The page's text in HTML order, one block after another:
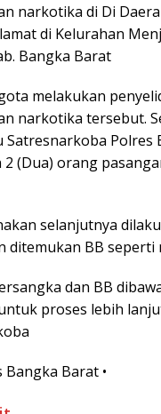
narkotika di Di
di Kelurahan
Bangka Barat
melakukan
narkotika tersebut.
Satresnarkoba Polres
(Dua) orang
selanjutnya
ditemukan BB
dan BB
proses lebih
Bangka Barat •